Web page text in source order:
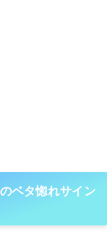
ベタ惚れサイン